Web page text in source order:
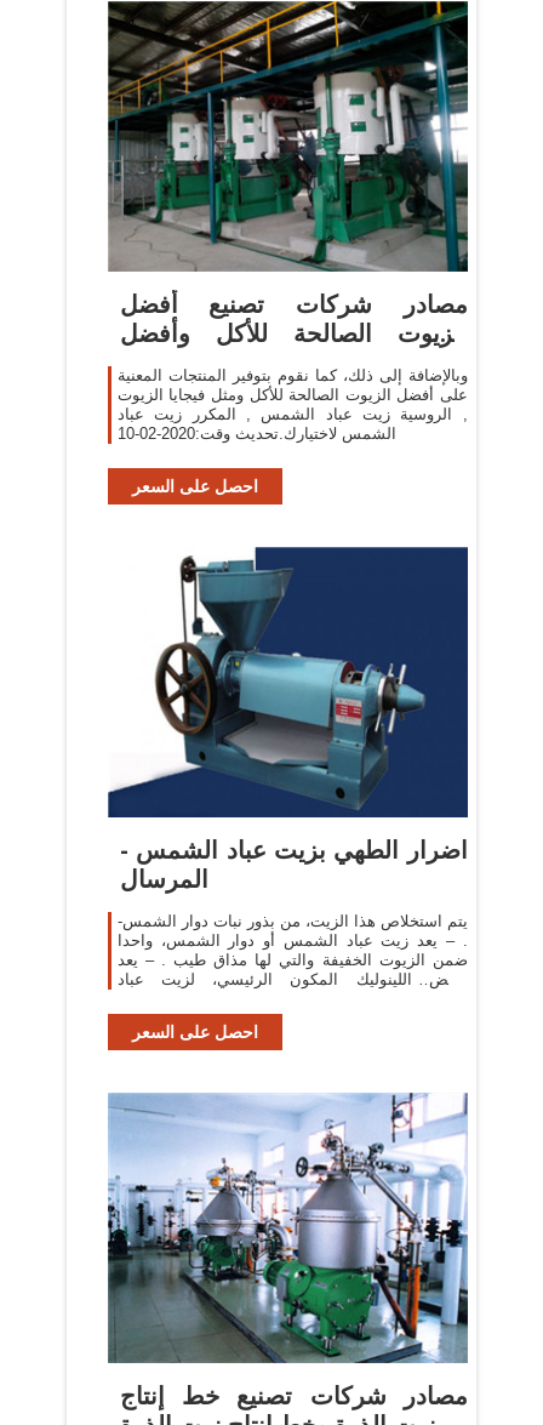
مصادر شركات تصنيع أفضل
الزيوت الصالحة للأكل وأفضل
وبالإضافة إلى ذلك، كما نقوم بتوفير المنتجات المعنية
على أفضل الزيوت الصالحة للأكل ومثل فيجايا الزيوت
, الروسية زيت عباد الشمس , المكرر زيت عباد
الشمس لاختيارك.تحديث وقت:2020-02-10
احصل على السعر
اضرار الطهي بزيت عباد الشمس -
المرسال
-يتم استخلاص هذا الزيت، من بذور نبات دوار الشمس
. – يعد زيت عباد الشمس أو دوار الشمس، واحدا
ضمن الزيوت الخفيفة والتي لها مذاق طيب . – يعد
حمض اللينوليك المكون الرئيسي، لزيت عباد
احصل على السعر
مصادر شركات تصنيع خط إنتاج